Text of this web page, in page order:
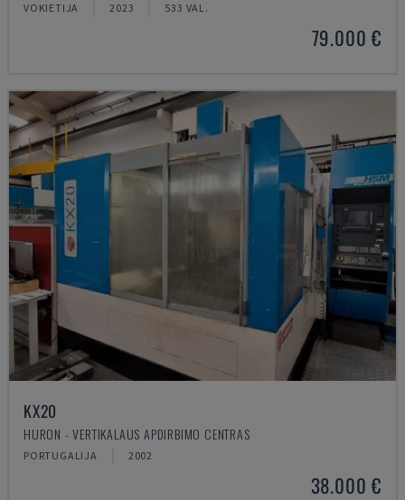
VOKIETIJA 2023 533 VAL.
79.000 €
KX20
HURON - VERTIKALAUS APDIRBIMO CENTRAS
PORTUGALIJA 2002
38.000 €